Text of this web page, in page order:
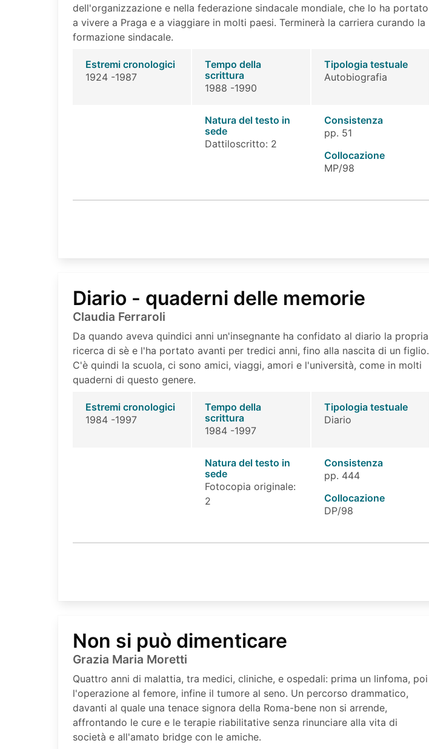
dell'organizzazione e nella federazione sindacale mondiale, che lo ha portato
a vivere a Praga e a viaggiare in molti paesi. Terminerà la carriera curando la
formazione sindacale.
Estremi cronologici
1924 -1987
Tempo della
scrittura
1988 -1990
Tipologia testuale
Autobiografia
Natura del testo in
sede
Dattiloscritto: 2
Consistenza
pp. 51
Collocazione
MP/98
Diario - quaderni delle memorie
Claudia Ferraroli
Da quando aveva quindici anni un'insegnante ha confidato al diario la propria
ricerca di sè e l'ha portato avanti per tredici anni, fino alla nascita di un figlio.
C'è quindi la scuola, ci sono amici, viaggi, amori e l'università, come in molti
quaderni di questo genere.
Estremi cronologici
1984 -1997
Tempo della
scrittura
1984 -1997
Tipologia testuale
Diario
Natura del testo in
sede
Fotocopia originale:
2
Consistenza
pp. 444
Collocazione
DP/98
Non si può dimenticare
Grazia Maria Moretti
Quattro anni di malattia, tra medici, cliniche, e ospedali: prima un linfoma, poi
l'operazione al femore, infine il tumore al seno. Un percorso drammatico,
davanti al quale una tenace signora della Roma-bene non si arrende,
affrontando le cure e le terapie riabilitative senza rinunciare alla vita di
società e all'amato bridge con le amiche.